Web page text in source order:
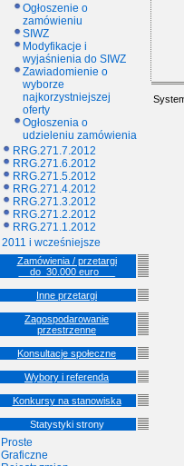
Ogłoszenie o
zamówieniu
SIWZ
Modyfikacje i
wyjaśnienia do SIWZ
Zawiadomienie o
wyborze
najkorzystniejszej
oferty
Ogłoszenia o
udzieleniu zamówienia
RRG.271.7.2012
RRG.271.6.2012
RRG.271.5.2012
RRG.271.4.2012
RRG.271.3.2012
RRG.271.2.2012
RRG.271.1.2012
2011 i wcześniejsze
Zamówienia / przetargi
__do_30.000 euro___
Inne przetargi
Zagospodarowanie
przestrzenne
Konsultacje społeczne
Wybory i referenda
Konkursy na stanowiska
Statystyki strony
Proste
Graficzne